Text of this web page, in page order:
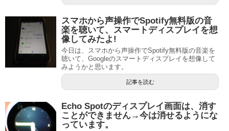
スマホから声操作でSpotify無料版の音
楽を聴いて、スマートディスプレイを想
像してみたよ!
今日は、スマホから声操作でSpotify無料版の音楽を
聴いて、Googleのスマートディスプレイを想像して
みようかと思います。
記事を読む
Echo Spotのディスプレイ画面は、消す
ことができません→今は消せるようにな
っています。